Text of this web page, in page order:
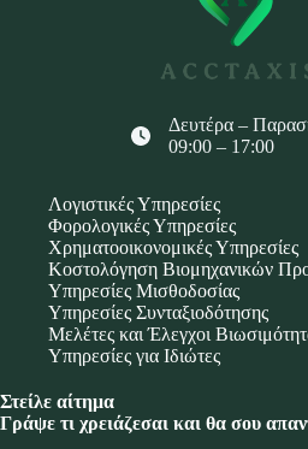
Δευτέρα –
09:00 – 17:00
Λογιστικές Υπηρεσίες
Φορολογικές Υπηρεσίες
Χρηματοοικονομικές Υπηρεσίες
Κοστολόγηση Βιομηχανικών
Υπηρεσίες Μισθοδοσίας
Υπηρεσίες Συνταξιοδότησης
Μελέτες και Έλεγχοι
Υπηρεσίες για Ιδιώτες
Στείλε αίτημα
Γράψε τι χρειάζεσαι και θα σου